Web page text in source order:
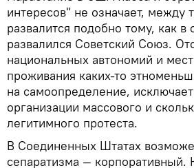
интересов" не означает, между
развалится подобно тому, как в
развалился Советский Союз.
национальных автономий и
проживания каких-то
на самоопределение,
организации массового и
легитимного протеста.
В Соединенных Штатах
сепаратизма — корпоративный.